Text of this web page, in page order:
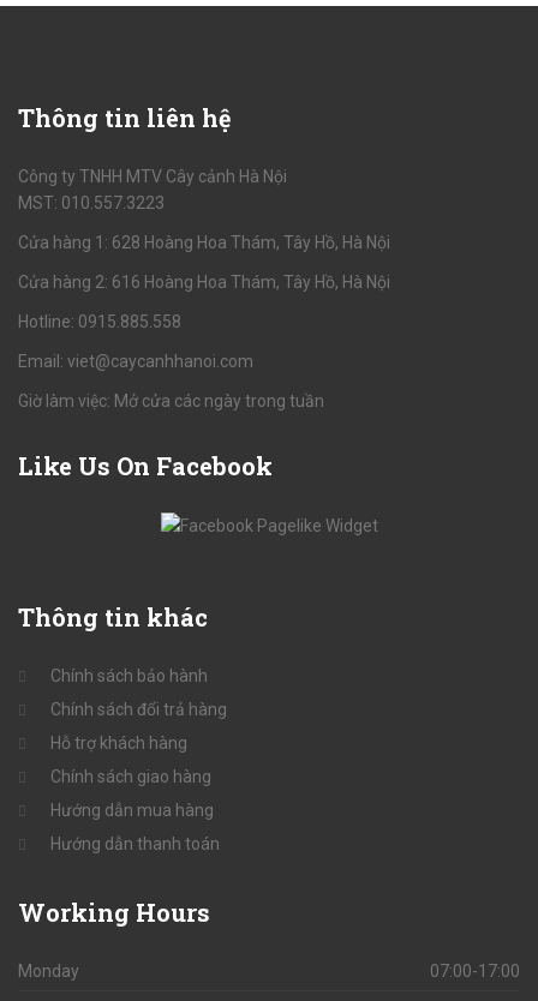
Thông tin liên hệ
Công ty TNHH MTV Cây cảnh Hà Nội
MST: 010.557.3223
Cửa hàng 1: 628 Hoàng Hoa Thám, Tây Hồ, Hà Nội
Cửa hàng 2: 616 Hoàng Hoa Thám, Tây Hồ, Hà Nội
Hotline: 0915.885.558
Email: viet@caycanhhanoi.com
Giờ làm việc: Mở cửa các ngày trong tuần
Like Us On Facebook
Thông tin khác
Chính sách bảo hành
Chính sách đổi trả hàng
Hỗ trợ khách hàng
Chính sách giao hàng
Hướng dẫn mua hàng
Hướng dẫn thanh toán
Working Hours
Monday 07:00-17:00